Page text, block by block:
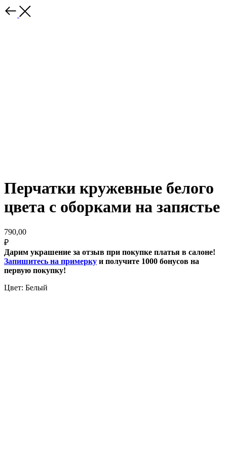
Перчатки кружевные белого
цвета с оборками на запястье
790,00
₽
Дарим украшение за отзыв при покупке платья в салоне!
Запишитесь на примерку и получите 1000 бонусов на
первую покупку!
Цвет: Белый